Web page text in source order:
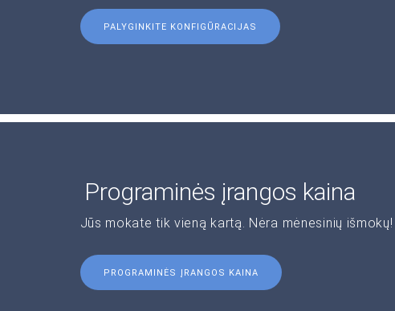
PALYGINKITE KONFIGŪRACIJAS
Programinės įrangos kaina
Jūs mokate tik vieną kartą. Nėra mėnesinių išmokų!
PROGRAMINĖS ĮRANGOS KAINA